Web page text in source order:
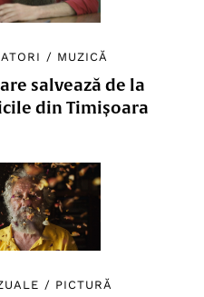
/ MUZICĂ
salvează de la
din Timișoara
/ PICTURĂ